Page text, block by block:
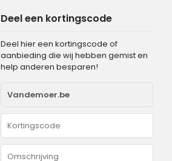
Deel een kortingscode
Deel hier een kortingscode of
aanbieding die wij hebben gemist en
help anderen besparen!